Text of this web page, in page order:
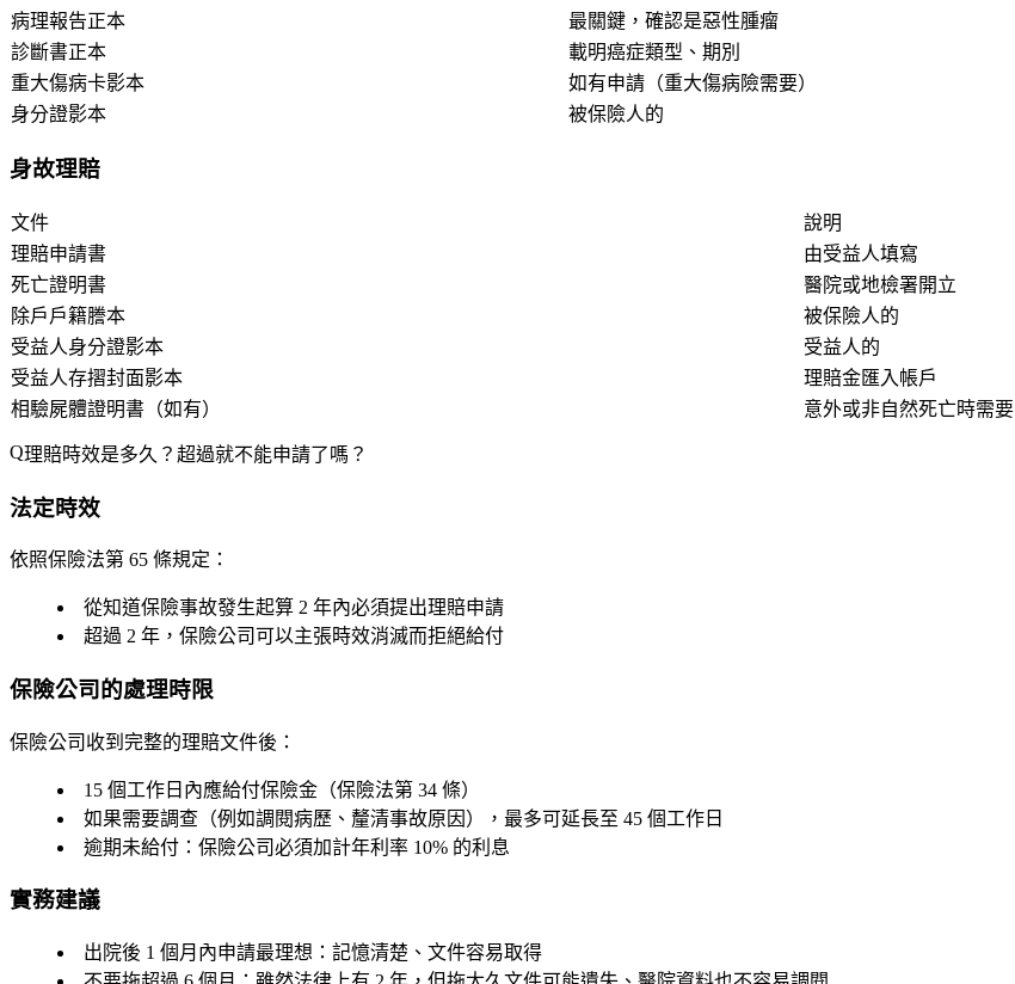
病理報告正本
最關鍵 ，確認是惡性腫瘤
診斷書正本
載明癌症類型、期別
重大傷病卡影本
如有申請（重大傷病險需要）
身分證影本
被保險人的
身故理賠
文件
說明
理賠申請書
由受益人填寫
死亡證明書
醫院或地檢署開立
除戶戶籍謄本
被保險人的
受益人身分證影本
受益人的
受益人存摺封面影本
理賠金匯入帳戶
相驗屍體證明書（如有）
意外或非自然死亡時需要
理賠時效是多久？超過就不能申請了嗎？
法定時效
依照保險法第 65 條規定：
從知道保險事故發生起算 2 年內必須提出理賠申請
超過 2 年，保險公司可以主張時效消滅而拒絕給付
保險公司的處理時限
保險公司收到完整的理賠文件後：
15 個工作日內應給付保險金（保險法第 34 條）
如果需要調查（例如調閱病歷、釐清事故原因），最多可延長至 45 個工作日
逾期未給付 ：保險公司必須加計年利率 10% 的利息
實務建議
出院後 1 個月內申請最理想 ：記憶清楚、文件容易取得